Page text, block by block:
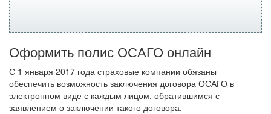
Оформить полис ОСАГО онлайн
С 1 января 2017 года страховые компании обязаны
обеспечить возможность заключения договора ОСАГО в
электронном виде с каждым лицом, обратившимся с
заявлением о заключении такого договора.